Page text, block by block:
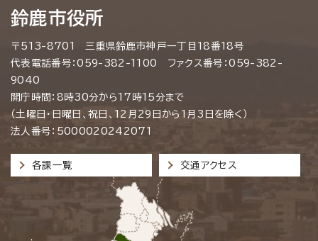
鈴鹿市役所
〒513-8701 三重県鈴鹿市神戸一丁目18番18号
代表電話番号：059-382-1100 ファクス番号：059-382-
9040
開庁時間：8時30分から17時15分まで
（土曜日・日曜日、祝日、12月29日から1月3日を除く）
法人番号：5000020242071
各課一覧 交通アクセス